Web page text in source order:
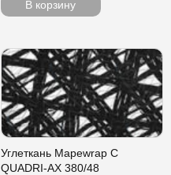
В корзину
Углеткань Mapewrap C
QUADRI-AX 380/48